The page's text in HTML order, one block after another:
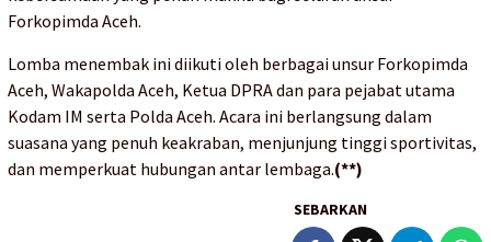
Forkopimda Aceh.
Lomba menembak ini diikuti oleh berbagai unsur Forkopimda
Aceh, Wakapolda Aceh, Ketua DPRA dan para pejabat utama
Kodam IM serta Polda Aceh. Acara ini berlangsung dalam
suasana yang penuh keakraban, menjunjung tinggi sportivitas,
dan memperkuat hubungan antar lembaga.(**)
SEBARKAN